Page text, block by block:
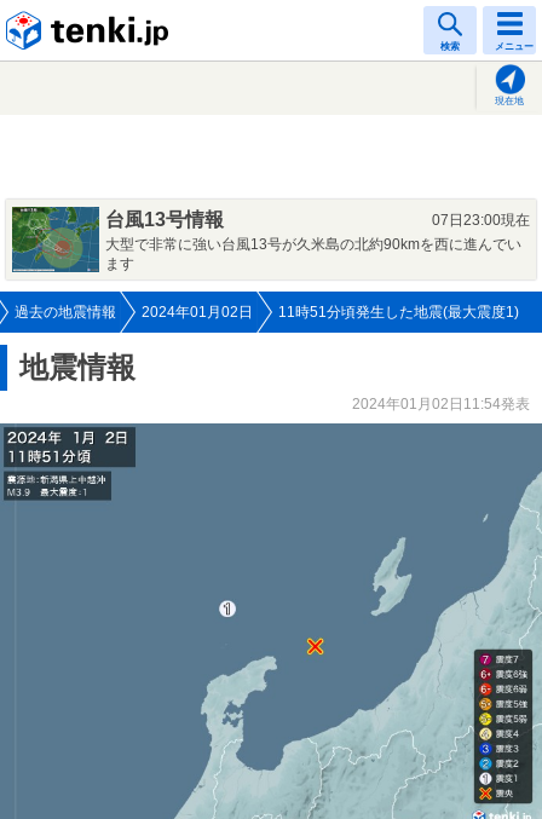
検索 メニュー
現在地
台風13号情報
07日23:00現在
大型で非常に強い台風13号が久米島の北約90kmを西に進んでい
ます
過去の地震情報 2024年01月02日 11時51分頃発生した地震(最大震度1)
地震情報
2024年01月02日11:54発表